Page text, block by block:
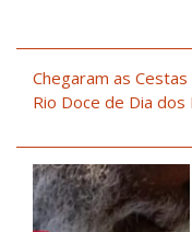
Chegaram as
Rio Doce de Dia dos